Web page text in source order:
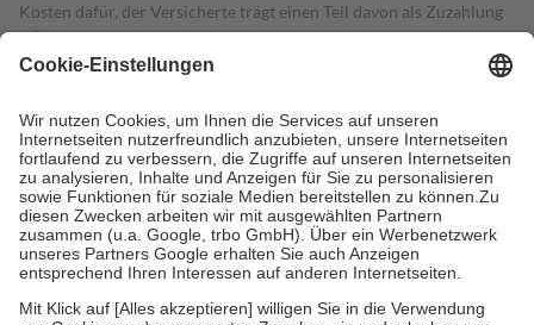
Kosten dafür, der Versicherte trägt einen Teil davon als Zuzahlung
mit.
Grundsätzlich leisten Mitglieder Zuzahlungen in Höhe von zehn
höchstens zehn Euro.
Es sind jedoch nie mehr als die tatsächlichen
Kosten der Leistung zu entrichten.
Diese Regeln gelten grundsätzlich auch für Online-Apotheken.
Bei Heilmitteln und häuslicher Krankenpflege beträgt die
Zuzahlung zehn Prozent der Kosten sowie zehn Euro je
Verordnung.
Um das Engagement der Versicherten für ihre eigene Gesundheit zu
stärken und die besondere Stellung der Familie zu unterstützen,
fallenkeine Zuzahlungenan bei: